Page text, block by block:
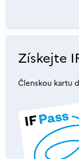
Získejte
Členskou kartu